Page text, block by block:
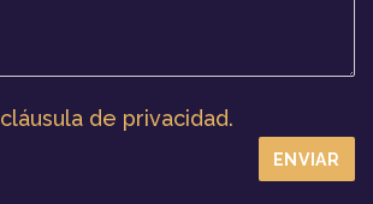
cláusula de privacidad.